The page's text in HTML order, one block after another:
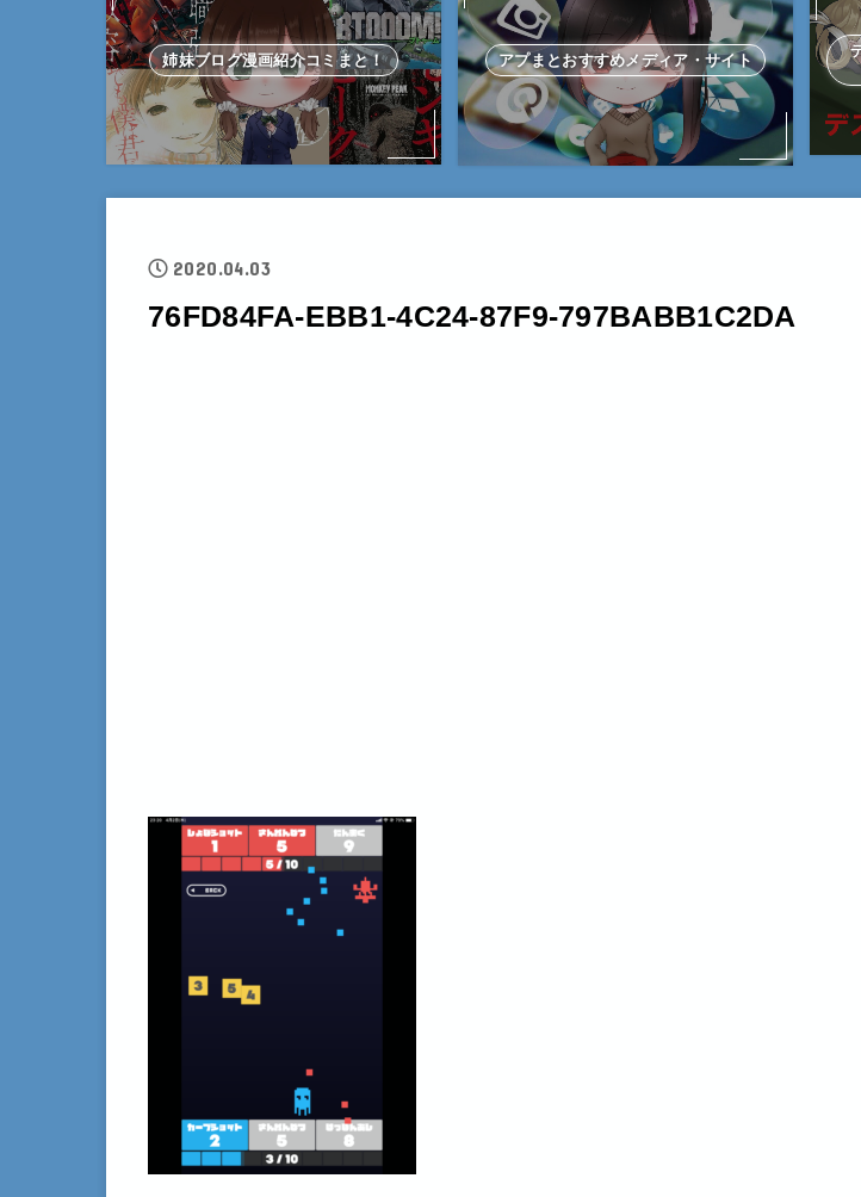
姉妹ブログ漫画紹介コミまと！ アプまとおすすめメディア・サイト
2020.04.03
76FD84FA-EBB1-4C24-87F9-797BABB1C2DA